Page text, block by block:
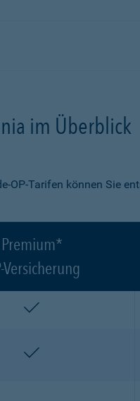
im Überblick
Tarifen können Sie
Premium*
Versicherung